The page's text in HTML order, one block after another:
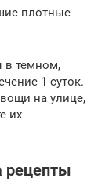
плотные
в темном,
1 суток.
на улице,
их
рецепты